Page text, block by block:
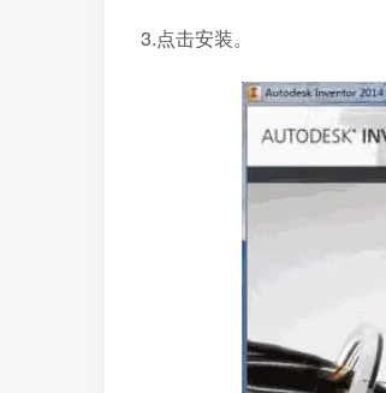
3.点击安装。